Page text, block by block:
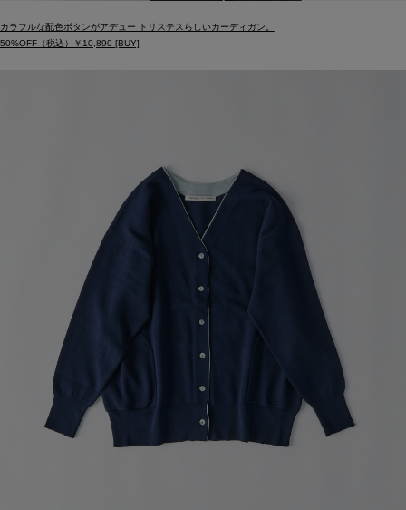
カラフルな配色ボタンがアデュー トリステスらしいカーディガン。
50%OFF（税込）￥10,890 [BUY]